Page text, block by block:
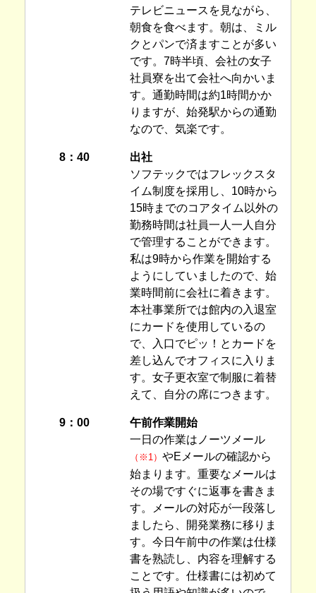
テレビニュースを見ながら、
朝食を食べます。朝は、ミル
クとパンで済ますことが多い
です。7時半頃、会社の女子
社員寮を出て会社へ向かいま
す。通勤時間は約1時間かか
りますが、始発駅からの通勤
なので、気楽です。
8：40
出社
ソフテックではフレックスタ
イム制度を採用し、10時から
15時までのコアタイム以外の
勤務時間は社員一人一人自分
で管理することができます。
私は9時から作業を開始する
ようにしていましたので、始
業時間前に会社に着きます。
本社事業所では館内の入退室
にカードを使用しているの
で、入口でピッ！とカードを
差し込んでオフィスに入りま
す。女子更衣室で制服に着替
えて、自分の席につきます。
9：00
午前作業開始
一日の作業はノーツメール
（※1） やEメールの確認から
始まります。重要なメールは
その場ですぐに返事を書きま
す。メールの対応が一段落し
ましたら、開発業務に移りま
す。今日午前中の作業は仕様
書を熟読し、内容を理解する
ことです。仕様書には初めて